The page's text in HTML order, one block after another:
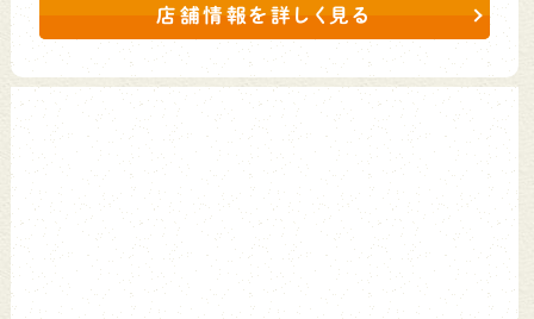
店舗情報を詳しく見る